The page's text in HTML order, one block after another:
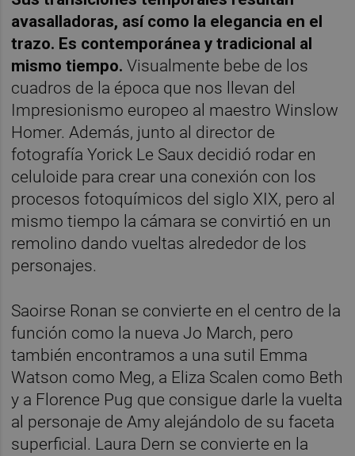
avasalladoras, así como la elegancia en el
trazo. Es contemporánea y tradicional al
mismo tiempo. Visualmente bebe de los
cuadros de la época que nos llevan del
Impresionismo europeo al maestro Winslow
Homer. Además, junto al director de
fotografía Yorick Le Saux decidió rodar en
celuloide para crear una conexión con los
procesos fotoquímicos del siglo XIX, pero al
mismo tiempo la cámara se convirtió en un
remolino dando vueltas alrededor de los
personajes.
Saoirse Ronan se convierte en el centro de la
función como la nueva Jo March, pero
también encontramos a una sutil Emma
Watson como Meg, a Eliza Scalen como Beth
y a Florence Pug que consigue darle la vuelta
al personaje de Amy alejándolo de su faceta
superficial. Laura Dern se convierte en la